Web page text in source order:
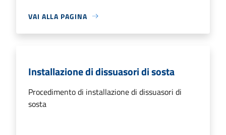
VAI ALLA PAGINA
Installazione di dissuasori di sosta
Procedimento di installazione di dissuasori di
sosta